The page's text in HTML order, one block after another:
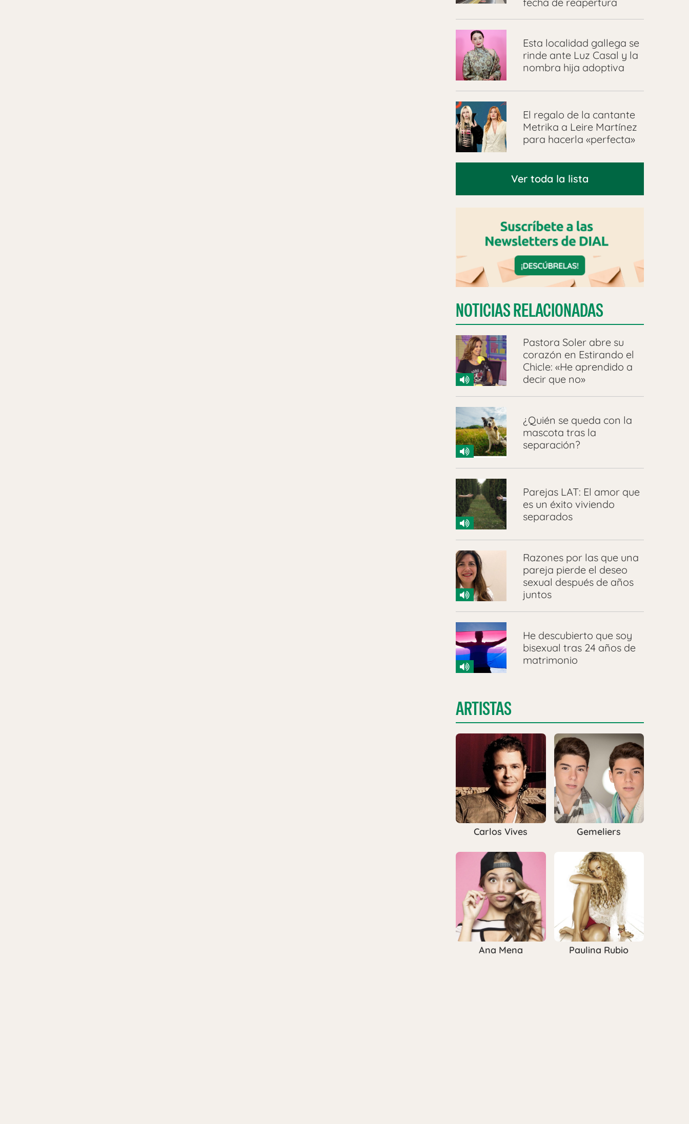
Esta localidad gallega se
rinde ante Luz Casal y la
nombra hija adoptiva
El regalo de la cantante
Metrika a Leire Martínez
para hacerla «perfecta»
Ver toda la lista
NOTICIAS RELACIONADAS
Pastora Soler abre su
corazón en Estirando el
Chicle: «He aprendido a
decir que no»
¿Quién se queda con la
mascota tras la
separación?
Parejas LAT: El amor que
es un éxito viviendo
separados
Razones por las que una
pareja pierde el deseo
sexual después de años
juntos
He descubierto que soy
bisexual tras 24 años de
matrimonio
ARTISTAS
Carlos Vives Gemeliers
Ana Mena Paulina Rubio